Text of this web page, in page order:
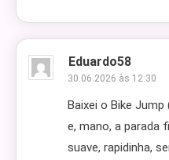
Eduardo58
30.06.2026 às 12:30
Baixei o Bike
e, mano, a parada
suave, rapidinha,